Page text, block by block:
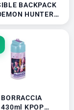
BACKPACK
HUNTERS
KPOP